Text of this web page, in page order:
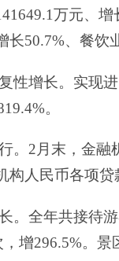
万元、增
长50.7%、餐饮
性增长。实现
。
。 2 月末，金融
构人民币各项
。全年共接待
，增296.5%。景